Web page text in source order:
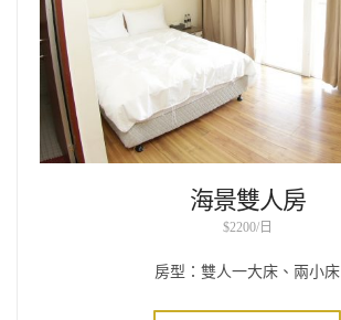
海景雙人房
$2200/日
房型：雙人一大床、兩小床